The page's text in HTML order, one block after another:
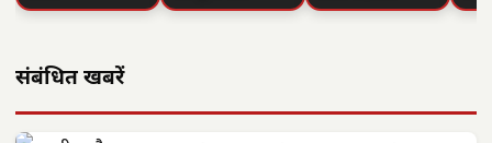
संबंधित खबरें